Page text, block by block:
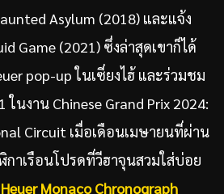
Asylum (2018) และแจ้ง
Game (2021) ซึ่งล่าสุดเขาก็ได้
pop-up ในเซี่ยงไฮ้ และร่วมชม
นงาน Chinese Grand Prix 2024:
Circuit เมื่อเดือนเมษายนที่ผ่าน
าเรือนโปรดที่วีฮาจุนสวมใส่บ่อย
Heuer Monaco Chronograph